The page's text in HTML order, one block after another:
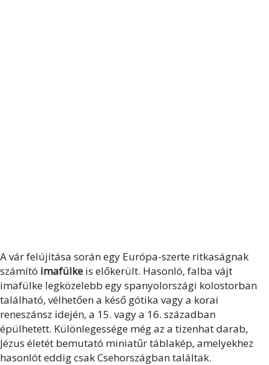
A vár felújítása során egy Európa-szerte ritkaságnak
számító imafülke is előkerült. Hasonló, falba vájt
imafülke legközelebb egy spanyolországi kolostorban
található, vélhetően a késő gótika vagy a korai
reneszánsz idején, a 15. vagy a 16. században
épülhetett. Különlegessége még az a tizenhat darab,
Jézus életét bemutató miniatűr táblakép, amelyekhez
hasonlót eddig csak Csehországban találtak.